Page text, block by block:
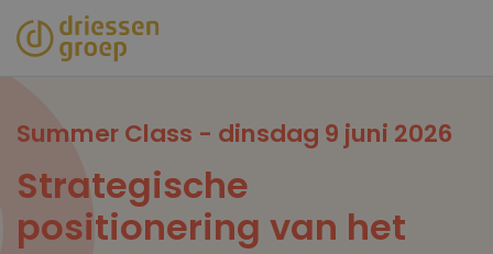
Overslaan
en
inhoud
Summer Class - dinsdag 9 juni 2026
Strategische
positionering van het